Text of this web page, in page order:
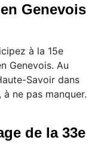
Genevois
à la 15e
Genevois. Au
Savoir dans
ne pas manquer.
de la 33e